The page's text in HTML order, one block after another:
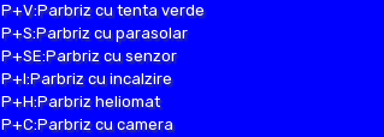
P+V:Parbriz cu tenta verde
P+S:Parbriz cu parasolar
P+SE:Parbriz cu senzor
P+I:Parbriz cu incalzire
P+H:Parbriz heliomat
P+C:Parbriz cu camera